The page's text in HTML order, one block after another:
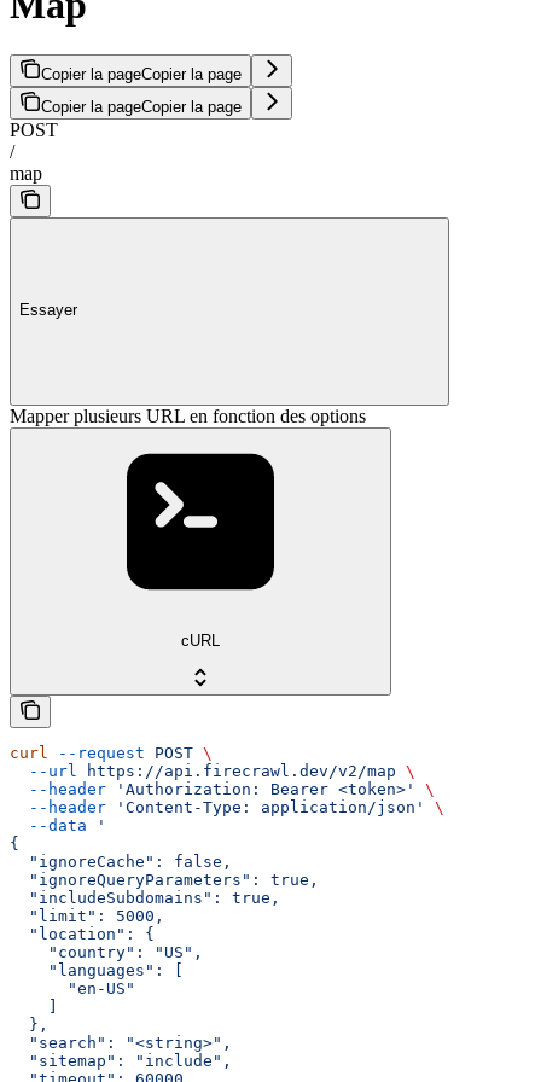
Copier la pageCopier la page
Copier la pageCopier la page
POST
/
map
Essayer
Mapper plusieurs URL en fonction des options
cURL
curl --request POST \
  --url
https://api.firecrawl.dev/v2/map \
  --header
'Authorization: Bearer <token>'
\
  --header
'Content-Type: application/json'
\
  --data
'
{
  "ignoreCache": false,
  "ignoreQueryParameters": true,
  "includeSubdomains": true,
  "limit": 5000,
  "location": {
    "country": "US",
    "languages": [
      "en-US"
    ]
  },
  "search": "<string>",
  "sitemap": "include",